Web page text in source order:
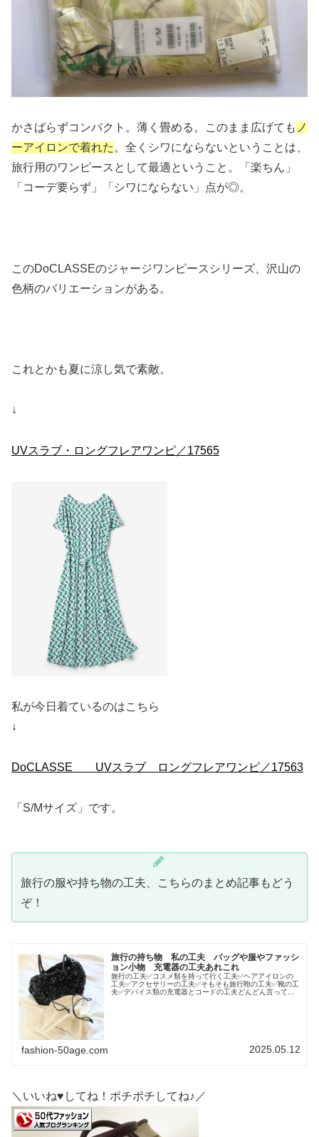
かさばらずコンパクト。薄く畳める。このまま広げても ノ
ーアイロンで着れた 。全くシワにならないということは、
旅行用のワンピースとして最適ということ。「楽ちん」
「コーデ要らず」「シワにならない」点が◎。
このDoCLASSEのジャージワンピースシリーズ、沢山の
色柄のバリエーションがある。
これとかも夏に涼し気で素敵。
↓
UVスラブ・ロングフレアワンピ／17565
私が今日着ているのはこちら
↓
DoCLASSE UVスラブ ロングフレアワンピ／17563
「S/Mサイズ」です。
旅行の服や持ち物の工夫、こちらのまとめ記事もどう
ぞ！
旅行の持ち物 私の工夫 バッグや服やファッシ
ョン小物 充電器の工夫あれこれ
旅行の工夫✅コスメ類を持って行く工夫✅ヘアアイロンの
工夫✅アクセサリーの工夫✅そもそも旅行鞄の工夫✅靴の工
夫✅デバイス類の充電器とコードの工夫どんどん言ってみ
fashion-50age.com 2025.05.12
＼いいね♥してね！ポチポチしてね♪／